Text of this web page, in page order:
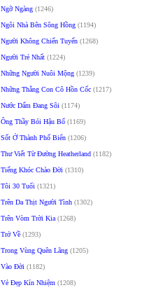
Ngỡ Ngàng (1246)
Ngôi Nhà Bên Sông Hồng (1194)
Người Không Chiến Tuyến (1268)
Người Trẻ Nhất (1224)
Những Người Nuôi Mộng (1239)
Những Thằng Con Cô Hồn Cốc (1217)
Nước Dấm Ðang Sôi (1174)
Ông Thầy Bói Hậu Bổ (1169)
Sốt Ở Thành Phố Biển (1206)
Thư Viết Từ Ðường Heatherland (1182)
Tiếng Khóc Chào Đời (1310)
Tôi 30 Tuổi (1321)
Trên Da Thịt Người Tình (1302)
Trên Vòm Trời Kia (1268)
Trở Về (1293)
Trong Vùng Quên Lãng (1205)
Vào Đời (1182)
Vẻ Đẹp Kín Nhiệm (1208)